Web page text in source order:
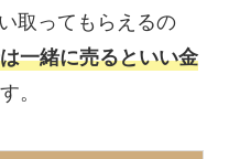
取ってもらえるの
一緒に売るといい金
。